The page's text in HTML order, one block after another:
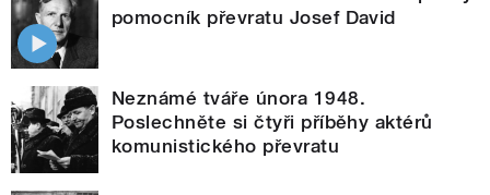
pomocník převratu Josef David
Neznámé tváře února 1948.
Poslechněte si čtyři příběhy aktérů
komunistického převratu